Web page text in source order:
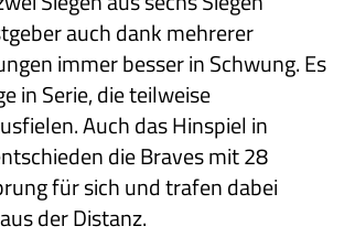
auch dank mehrerer
immer besser in Schwung. Es
in Serie, die teilweise
Auch das Hinspiel in
die Braves mit 28
für sich und trafen dabei
der Distanz.